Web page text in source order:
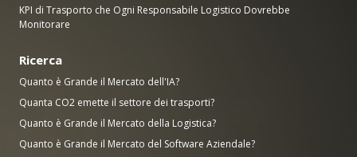
KPI di Trasporto che Ogni Responsabile Logistico Dovrebbe
Monitorare
Ricerca
Quanto è Grande il Mercato dell'IA?
Quanta CO2 emette il settore dei trasporti?
Quanto è Grande il Mercato della Logistica?
Quanto è Grande il Mercato del Software Aziendale?